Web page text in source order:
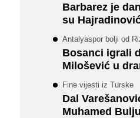
Barbarez je
su
Antalyaspor bolji od
Bosanci igrali
Milošević u
Fine vijesti iz Turske
Dal
Muhamed